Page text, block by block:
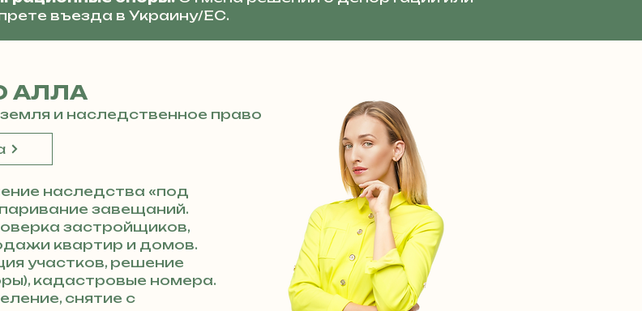
въезда в Украину/ЕС.
АЛЛА
и наследственное право
наследства «под
завещаний.
застройщиков,
квартир и домов.
участков, решение
кадастровые номера.
снятие с